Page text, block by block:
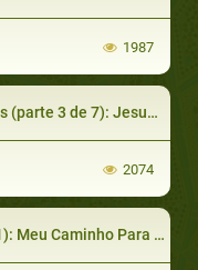
1987
Todo-Poderoso e não é Onisciente
2074
Caminho Para o Islã